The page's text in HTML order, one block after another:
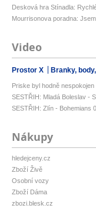
Desková hra Stínadla:
Mourrisonova poradna:
Video
Prostor X Branky,
Priske byl hodně
SESTŘIH: Mladá Boleslav -
SESTŘIH: Zlín - Bohemians
Nákupy
hledejceny.cz
Zboží Živě
Osobní vozy
Zboží Dáma
zbozi.blesk.cz